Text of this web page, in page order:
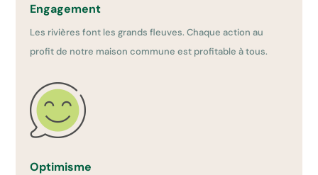
Engagement
Les rivières font les grands fleuves. Chaque action au
profit de notre maison commune est profitable à tous.
Optimisme